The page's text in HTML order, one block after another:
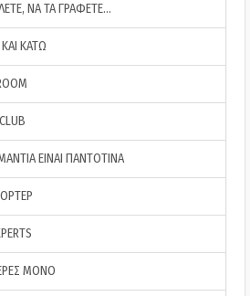
ΝΑ ΤΑ ΓΡΑΦΕΤΕ…
ΚΑΤΩ
ΕΙΝΑΙ ΠΑΝΤΟΤΙΝΑ
ΜΟΝΟ